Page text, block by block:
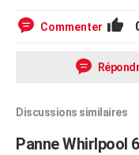
Commenter
Discussions similaires
Panne Whirlpool